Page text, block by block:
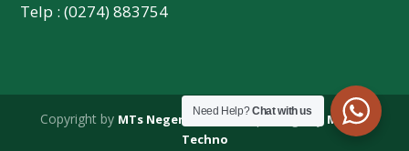
Telp : (0274) 883754
Copyright by MTs Negeri 10 Sleman | Design by
Merapi
Techno
Need Help?Chat with us